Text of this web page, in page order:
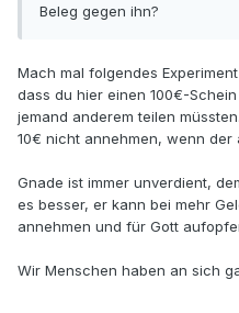
Beleg gegen ihn?
Mach mal folgendes
dass du hier einen 100€-
jemand anderem teilen
10€ nicht annehmen, wenn der
Gnade ist immer unverdient,
es besser, er kann bei mehr
annehmen und für Gott
Wir Menschen haben an sich